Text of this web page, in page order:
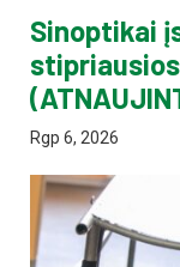
Sinoptikai
Rgp 6, 2026